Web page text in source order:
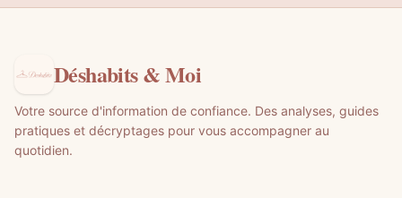
Déshabits & Moi
Votre source d'information de confiance. Des analyses, guides
pratiques et décryptages pour vous accompagner au
quotidien.